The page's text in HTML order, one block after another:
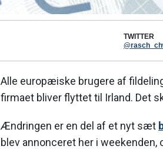
TWITTER
Alle europæiske brugere af
firmaet bliver flyttet til Irland. Det
Ændringen er en del af et nyt sæt
blev annonceret her i